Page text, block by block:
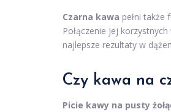
Czarna kawa pełni także
Połączenie jej
najlepsze rezultaty w
Czy kawa na
Picie kawy na pusty